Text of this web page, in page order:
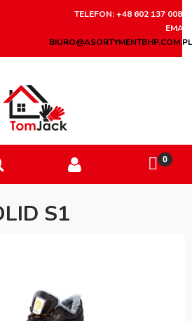
TELEFON: +48 602 137 008
EMAIL:
BIURO@ASORTYMENTBHP.COM.PL
S1